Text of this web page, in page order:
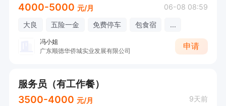
4000-5000 元/月 06-08 08:59
大良 五险一金 免费停车 包食宿 ...
冯小姐
广东顺德华侨城实业发展有限公司
申请
服务员（有工作餐）
3500-4000 元/月 9天前